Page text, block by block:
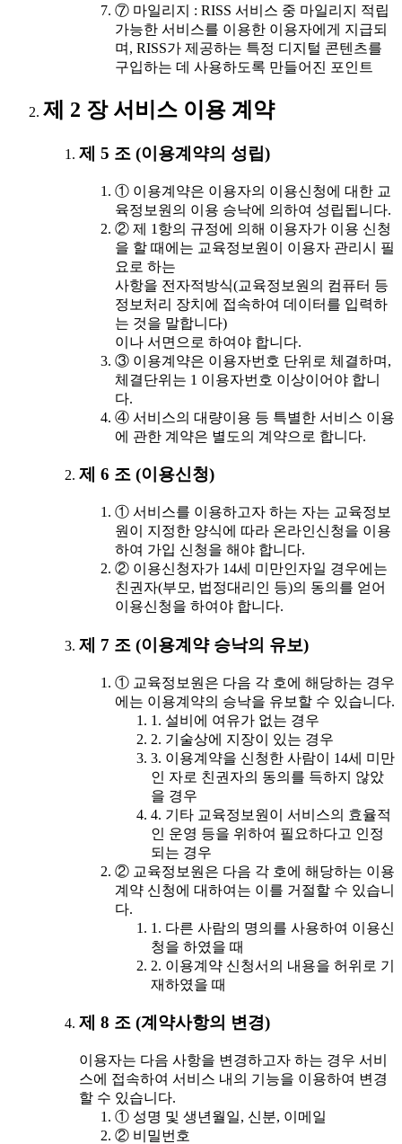
⑦ 마일리지 : RISS 서비스 중 마일리지 적립
가능한 서비스를 이용한 이용자에게 지급되
며, RISS가 제공하는 특정 디지털 콘텐츠를
구입하는 데 사용하도록 만들어진 포인트
제 2 장 서비스 이용 계약
제 5 조 (이용계약의 성립)
① 이용계약은 이용자의 이용신청에 대한 교
육정보원의 이용 승낙에 의하여 성립됩니다.
② 제 1항의 규정에 의해 이용자가 이용 신청
을 할 때에는 교육정보원이 이용자 관리시 필
요로 하는
사항을 전자적방식(교육정보원의 컴퓨터 등
정보처리 장치에 접속하여 데이터를 입력하
는 것을 말합니다)
이나 서면으로 하여야 합니다.
③ 이용계약은 이용자번호 단위로 체결하며,
체결단위는 1 이용자번호 이상이어야 합니
다.
④ 서비스의 대량이용 등 특별한 서비스 이용
에 관한 계약은 별도의 계약으로 합니다.
제 6 조 (이용신청)
① 서비스를 이용하고자 하는 자는 교육정보
원이 지정한 양식에 따라 온라인신청을 이용
하여 가입 신청을 해야 합니다.
② 이용신청자가 14세 미만인자일 경우에는
친권자(부모, 법정대리인 등)의 동의를 얻어
이용신청을 하여야 합니다.
제 7 조 (이용계약 승낙의 유보)
① 교육정보원은 다음 각 호에 해당하는 경우
에는 이용계약의 승낙을 유보할 수 있습니다.
1. 설비에 여유가 없는 경우
2. 기술상에 지장이 있는 경우
3. 이용계약을 신청한 사람이 14세 미만
인 자로 친권자의 동의를 득하지 않았
을 경우
4. 기타 교육정보원이 서비스의 효율적
인 운영 등을 위하여 필요하다고 인정
되는 경우
② 교육정보원은 다음 각 호에 해당하는 이용
계약 신청에 대하여는 이를 거절할 수 있습니
다.
1. 다른 사람의 명의를 사용하여 이용신
청을 하였을 때
2. 이용계약 신청서의 내용을 허위로 기
재하였을 때
제 8 조 (계약사항의 변경)
이용자는 다음 사항을 변경하고자 하는 경우 서비
스에 접속하여 서비스 내의 기능을 이용하여 변경
할 수 있습니다.
① 성명 및 생년월일, 신분, 이메일
② 비밀번호